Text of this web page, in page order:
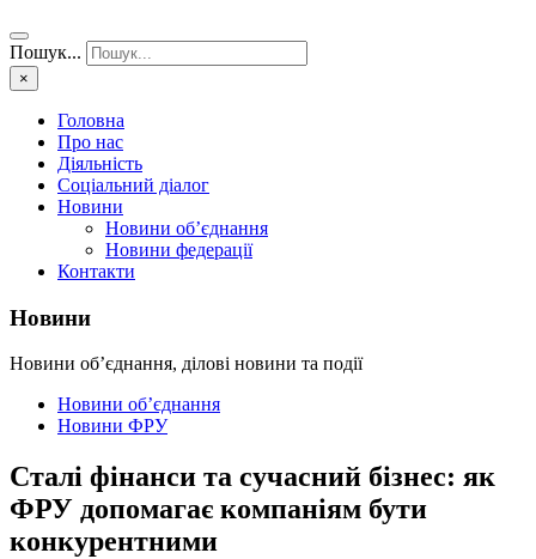
Пошук...
×
Головна
Про нас
Діяльність
Соціальний діалог
Новини
Новини об’єднання
Новини федерації
Контакти
Новини
Новини об’єднання, ділові новини та події
Новини об’єднання
Новини ФРУ
Сталі фінанси та сучасний бізнес: як
ФРУ допомагає компаніям бути
конкурентними